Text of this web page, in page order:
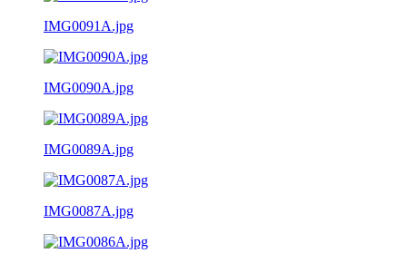
IMG0091A.jpg
IMG0090A.jpg
IMG0089A.jpg
IMG0087A.jpg